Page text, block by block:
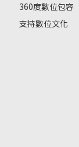
360度數位包容
支持數位文化